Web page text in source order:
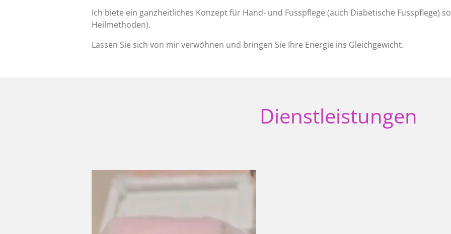
Ich biete ein ganzheitliches Konzept für Hand- und Fusspflege (auch Diabetische Fusspflege)
Heilmethoden).
Lassen Sie sich von mir verwöhnen und bringen Sie Ihre Energie ins Gleichgewicht.
Dienstleistungen